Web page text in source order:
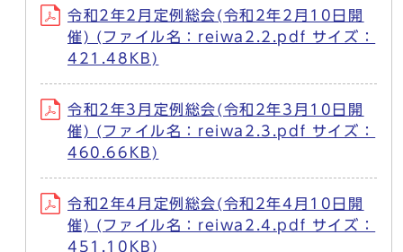
令和2年2月定例総会(令和2年2月10日開
催) (ファイル名：reiwa2.2.pdf サイズ：
421.48KB)
令和2年3月定例総会(令和2年3月10日開
催) (ファイル名：reiwa2.3.pdf サイズ：
460.66KB)
令和2年4月定例総会(令和2年4月10日開
催) (ファイル名：reiwa2.4.pdf サイズ：
451.10KB)